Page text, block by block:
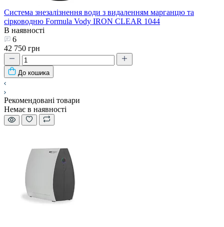
Система знезалізнення води з видаленням марганцю та
сірководню Formula Vody IRON CLEAR 1044
В наявності
6
42 750 грн
До кошика
Рекомендовані товари
Немає в наявності